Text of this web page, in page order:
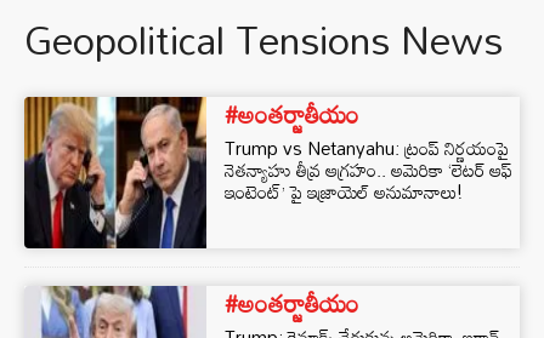
Geopolitical Tensions News
#అంతర్జాతీయం
Trump vs Netanyahu: ట్రంప్ నిర్ణయంపై
నెతన్యాహు తీవ్ర ఆగ్రహం.. అమెరికా ‘లెటర్ ఆఫ్
ఇంటెంట్’ పై ఇజ్రాయెల్ అనుమానాలు!
#అంతర్జాతీయం